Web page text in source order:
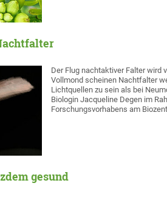
Der Flug nachtaktiver Falter wird
Vollmond scheinen Nachtfalter
Lichtquellen zu sein als bei
Biologin Jacqueline Degen im
Forschungsvorhabens am
gesund